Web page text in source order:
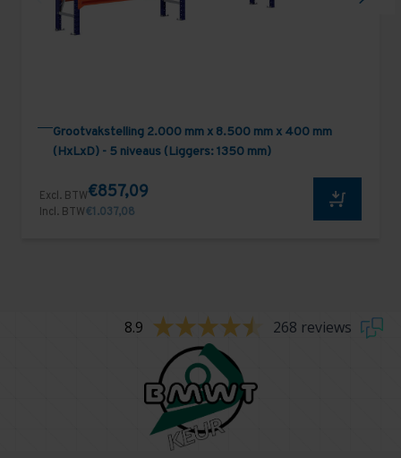
Grootvakstelling 2.000 mm x 8.500 mm x 400 mm
(HxLxD) - 5 niveaus (Liggers: 1350 mm)
Excl. BTW€857,09
Incl. BTW€1.037,08
8.9 268 reviews